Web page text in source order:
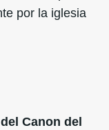
por la iglesia
Canon del